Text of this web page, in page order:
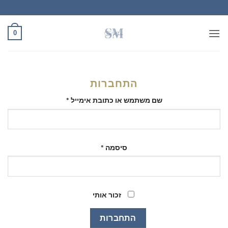
to
content
0
התחברות
שם משתמש או כתובת אימייל *חובה
סיסמה *חובה
זכור אותי
התחברות